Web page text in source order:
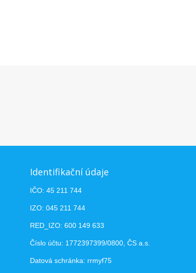
Identifikační údaje
IČO: 45 211 744
IZO: 045 211 744
RED_IZO: 600 149 633
Číslo účtu: 1772397399/0800, ČS a.s.
Datová schránka: rrmyf75